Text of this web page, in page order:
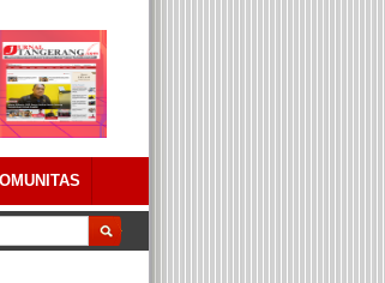
APBD 2023 Dengan Catatan